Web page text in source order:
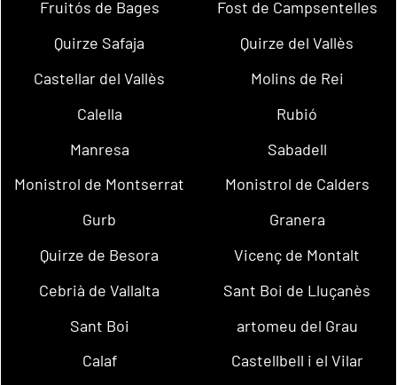
Fruitós de Bages
Fost de Campsentelles
Quirze Safaja
Quirze del Vallès
Castellar del Vallès
Molins de Rei
Calella
Rubió
Manresa
Sabadell
Monistrol de Montserrat
Monistrol de Calders
Gurb
Granera
Quirze de Besora
Vicenç de Montalt
Cebrià de Vallalta
Sant Boi de Lluçanès
Sant Boi
artomeu del Grau
Calaf
Castellbell i el Vilar